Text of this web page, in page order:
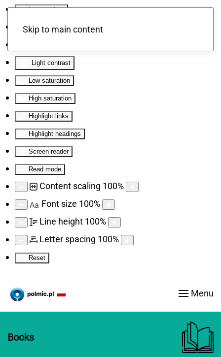
Invert colors
Monochrome
Light contrast
Low saturation
High saturation
Highlight links
Highlight headings
Screen reader
Read mode
Content scaling 100%
Aa Font size 100%
Line height 100%
Letter spacing 100%
Reset
Skip to main content
Menu
Books